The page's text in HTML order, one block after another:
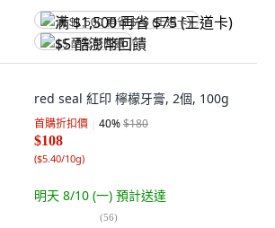
满 $1,500 再省 $75 (王道卡)
$5 酷澎幣回饋
red seal 紅印 檸檬牙膏, 2個, 100g
首購折扣價 40%$180
$108
($5.40/10g)
明天 8/10 (一) 預計送達
(56)